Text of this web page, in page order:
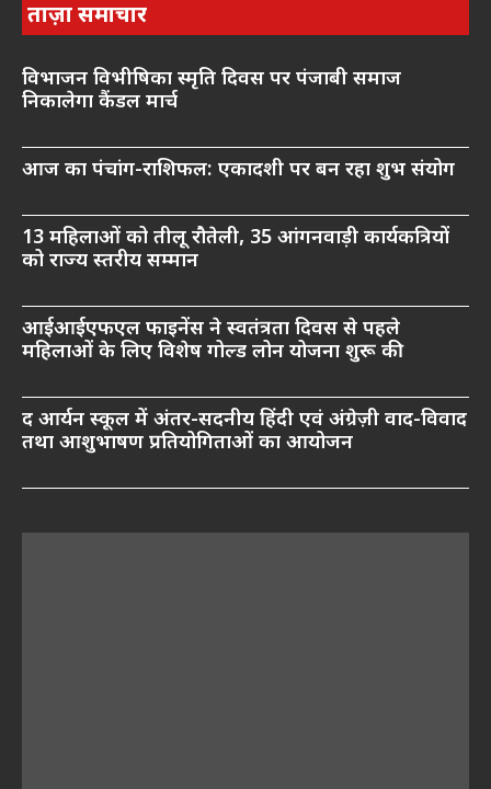
ताज़ा समाचार
विभाजन विभीषिका स्मृति दिवस पर पंजाबी समाज
निकालेगा कैंडल मार्च
आज का पंचांग-राशिफल: एकादशी पर बन रहा शुभ संयोग
13 महिलाओं को तीलू रौतेली, 35 आंगनवाड़ी कार्यकत्रियों
को राज्य स्तरीय सम्मान
आईआईएफएल फाइनेंस ने स्वतंत्रता दिवस से पहले
महिलाओं के लिए विशेष गोल्ड लोन योजना शुरू की
द आर्यन स्कूल में अंतर-सदनीय हिंदी एवं अंग्रेज़ी वाद-विवाद
तथा आशुभाषण प्रतियोगिताओं का आयोजन